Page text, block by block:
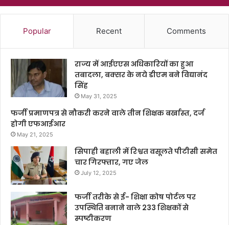
Popular Recent Comments
राज्य में आईएएस अधिकारियों का हुआ
तबादला, बक्सर के नये डीएम बने विद्यानंद
सिंह
May 31, 2025
फर्जी प्रमाणपत्र से नौकरी करने वाले तीन शिक्षक बर्खास्त, दर्ज
होगी एफआईआर
May 21, 2025
सिपाही बहाली में रिश्वत वसूलते पीटीसी समेत
चार गिरफ्तार, गए जेल
July 12, 2025
फर्जी तरीके से ई- शिक्षा कोष पोर्टल पर
उपस्थिति बनाने वाले 233 शिक्षकों से
स्पष्टीकरण